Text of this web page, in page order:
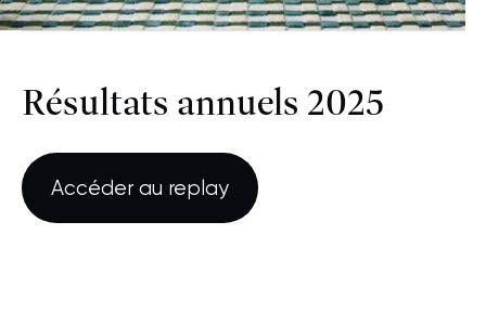
Résultats annuels 2025
Accéder au replay